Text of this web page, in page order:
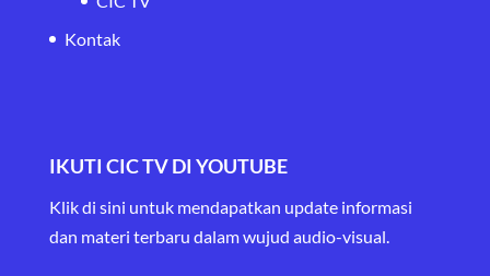
Kontak
IKUTI CIC TV DI YOUTUBE
Klik di sini untuk mendapatkan update informasi
dan materi terbaru dalam wujud audio-visual.